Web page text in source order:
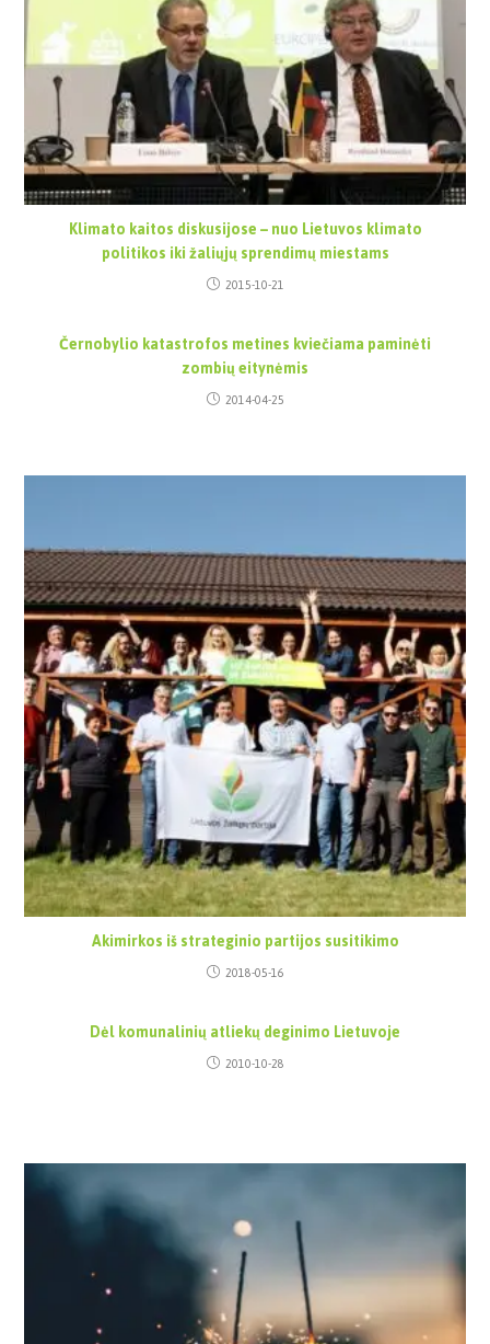
Klimato kaitos diskusijose – nuo Lietuvos klimato
politikos iki žaliųjų sprendimų miestams
2015-10-21
Černobylio katastrofos metines kviečiama paminėti
zombių eitynėmis
2014-04-25
Akimirkos iš strateginio partijos susitikimo
2018-05-16
Dėl komunalinių atliekų deginimo Lietuvoje
2010-10-28